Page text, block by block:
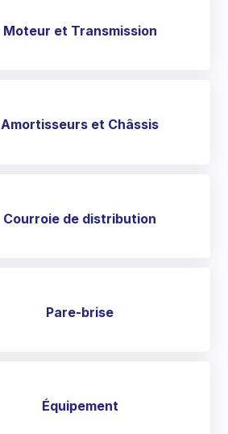
Moteur et Transmission
Amortisseurs et Châssis
Courroie de distribution
Pare-brise
Équipement